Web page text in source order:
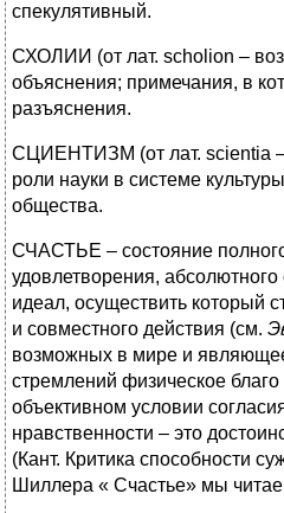
спекулятивный.
СХОЛИИ (от лат. scholion –
объяснения; примечания, в
разъяснения.
СЦИЕНТИЗМ (от лат. scientia –
роли науки в системе
общества.
СЧАСТЬЕ – состояние
удовлетворения, абсолютного
идеал, осуществить который
и совместного действия (см.
возможных в мире и
стремлений физическое благо
объективном условии
нравственности – это
(Кант. Критика способности
Шиллера « Счастье» мы